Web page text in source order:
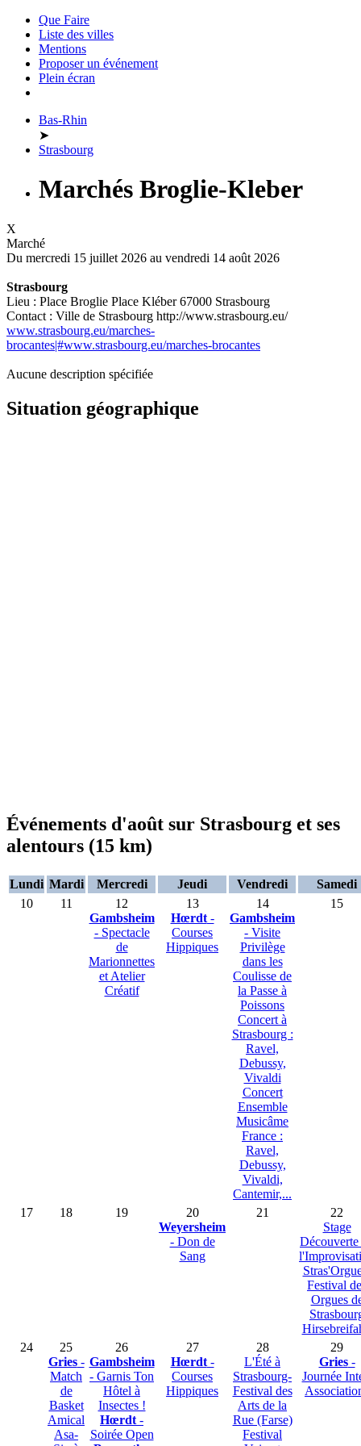
Que Faire
Liste des villes
Mentions
Proposer un événement
Plein écran
Bas-Rhin
➤
Strasbourg
Marchés Broglie-Kleber
X
Marché
Du mercredi 15 juillet 2026 au vendredi 14 août 2026
Strasbourg
Lieu : Place Broglie Place Kléber 67000 Strasbourg
Contact : Ville de Strasbourg http://www.strasbourg.eu/
www.strasbourg.eu/marches-
brocantes|#www.strasbourg.eu/marches-brocantes
Aucune description spécifiée
Situation géographique
Événements d'août sur Strasbourg et ses
alentours (15 km)
Lundi Mardi Mercredi Jeudi Vendredi
Samedi
10
11
12
Gambsheim
- Spectacle
de
Marionnettes
et Atelier
Créatif
13
Hœrdt-
Courses
Hippiques
14
Gambsheim
- Visite
Privilège
dans les
Coulisse de
la Passe à
Poissons
Concert à
Strasbourg :
Ravel,
Debussy,
Vivaldi
Concert
Ensemble
Musicâme
France :
Ravel,
Debussy,
Vivaldi,
Cantemir,...
15
17 18 19
20
Weyersheim
- Don de
Sang
21
22
Stage
Découverte
Festival
Orgues
24
25
Gries-
Match
de
Basket
Amical
Asa-
26
Gambsheim
- Garnis Ton
Hôtel à
Insectes !
Hœrdt -
Soirée Open
27
Hœrdt-
Courses
Hippiques
28
L'Été à
Strasbourg-
Festival des
Arts de la
Rue (Farse)
Festival
29
Gries-
Journée